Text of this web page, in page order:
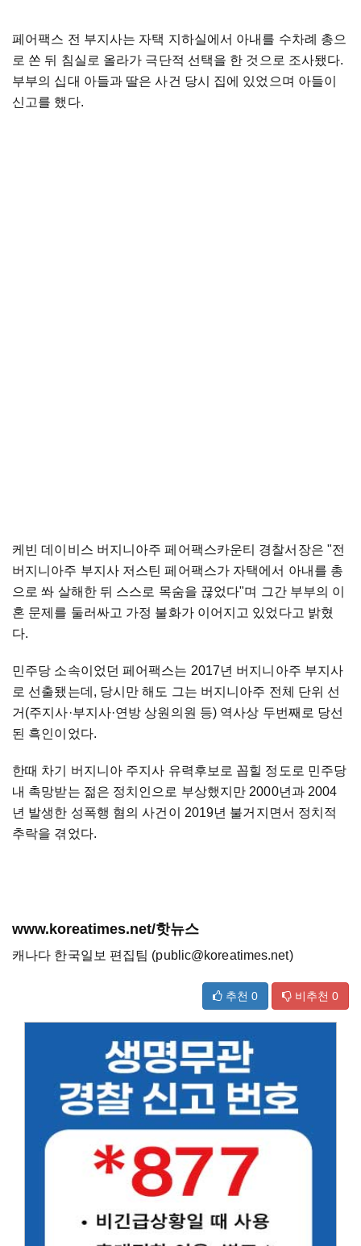
페어팩스 전 부지사는 자택 지하실에서 아내를 수차례 총으
로 쏜 뒤 침실로 올라가 극단적 선택을 한 것으로 조사됐다.
부부의 십대 아들과 딸은 사건 당시 집에 있었으며 아들이
신고를 했다.
케빈 데이비스 버지니아주 페어팩스카운티 경찰서장은 "전
버지니아주 부지사 저스틴 페어팩스가 자택에서 아내를 총
으로 쏴 살해한 뒤 스스로 목숨을 끊었다"며 그간 부부의 이
혼 문제를 둘러싸고 가정 불화가 이어지고 있었다고 밝혔
다.
민주당 소속이었던 페어팩스는 2017년 버지니아주 부지사
로 선출됐는데, 당시만 해도 그는 버지니아주 전체 단위 선
거(주지사·부지사·연방 상원의원 등) 역사상 두번째로 당선
된 흑인이었다.
한때 차기 버지니아 주지사 유력후보로 꼽힐 정도로 민주당
내 촉망받는 젊은 정치인으로 부상했지만 2000년과 2004
년 발생한 성폭행 혐의 사건이 2019년 불거지면서 정치적
추락을 겪었다.
www.koreatimes.net/핫뉴스
캐나다 한국일보 편집팀 (public@koreatimes.net)
추천 0 비추천 0